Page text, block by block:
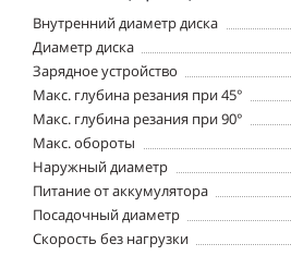
Внутренний диаметр диска
Диаметр диска
Зарядное устройство
Макс. глубина резания при 45°
Макс. глубина резания при 90°
Макс. обороты
Наружный диаметр
Питание от аккумулятора
Посадочный диаметр
Скорость без нагрузки